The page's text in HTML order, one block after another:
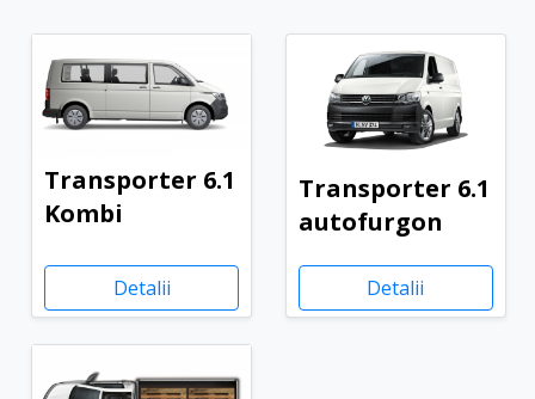
Transporter 6.1
Kombi
Detalii
Transporter 6.1
autofurgon
Detalii